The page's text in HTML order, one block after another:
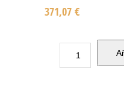
371,07 €